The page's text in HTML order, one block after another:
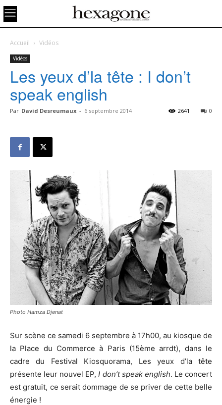
Accueil Vidéos
Vidéos
Les yeux d’la tête : I don’t
speak english
Par David Desreumaux - 6 septembre 2014 0
2641
Photo Hamza Djenat
Sur scène ce samedi 6 septembre à 17h00, au kiosque de
la Place du Commerce à Paris (15ème arrdt), dans le
cadre du Festival Kiosquorama, Les yeux d’la tête
présente leur nouvel EP,I don’t speak english. Le concert
est gratuit, ce serait dommage de se priver de cette belle
énergie !